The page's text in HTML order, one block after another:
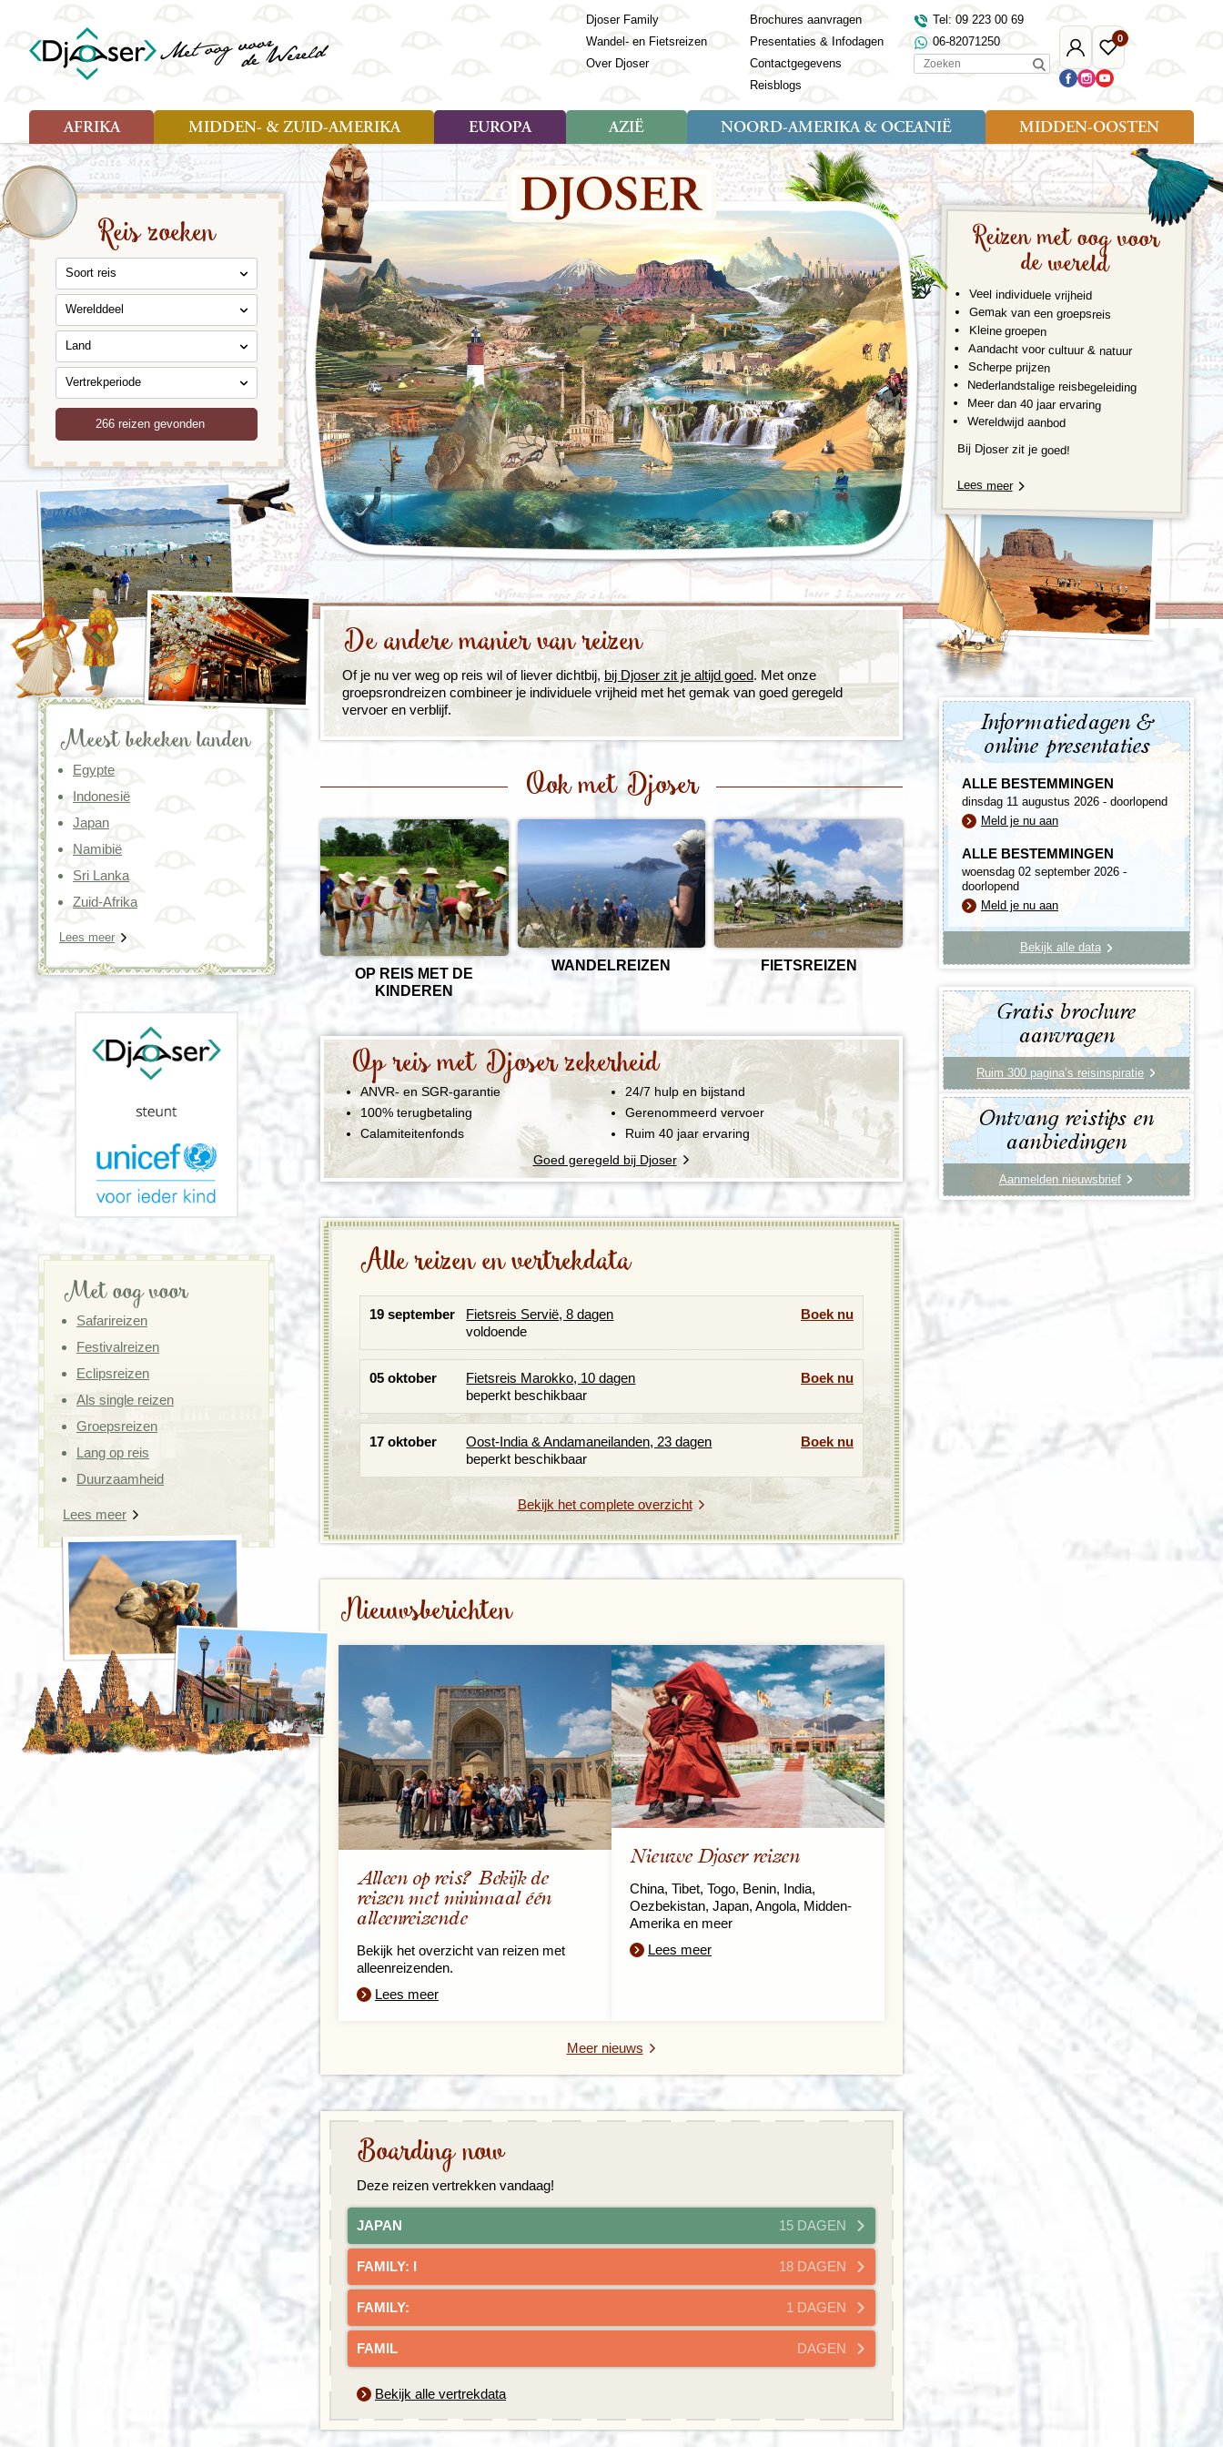
Mijn
Djoser
0
Favoriete
reizen
Djoser Family
Wandel- en Fietsreizen
Over Djoser
Brochures aanvragen
Presentaties & Infodagen
Contactgegevens
Reisblogs
Tel: 09 223 00 69
06-82071250
Zoeken
AFRIKA
Soort reizen
Rondreis (26)
Familiereis (10)
Fietsreis (2)
Wandelreis (1)
Cultuur (3)
Natuur (6)
Nieuwe reizen
dagen
Angola
Benin
Ghana
Kaapverdië
Kenia
Madagaskar
Malawi
Namibië
Oeganda
Sao Tomé en Principe
Swaziland
Tanzania
Togo
Zambia
Zanzibar
Zimbabwe
Zuid-Afrika
MIDDEN- & ZUID-AMERIKA
Soort reizen
Rondreis (25)
Familiereis (11)
Fietsreis (1)
Cultuur (9)
Natuur (13)
Landen
Amazone
Argentinië
Belize
Bolivia
Brazilië
Chili
Colombia
Costa Rica
Cuba
Ecuador
El Salvador
(Frans) Guyana
Galapagos
Guatemala
Mexico
Nicaragua
Paaseiland
Paraguay
Peru
Suriname
EUROPA
Soort reizen
Rondreis (28)
Familiereis (11)
Fietsreis (8)
Wandelreis (23)
Cultuur (12)
Landen
Albanië
Andorra
Azerbeidzjan
Azoren
Balkan
Baltische Staten
Bosnië en Herzegovina
Bulgarije
Engeland
Estland
Finland
Frankrijk
Georgië
Griekenland
Italië
Kaapverdië
Kosovo
Kroatië
Lapland
Letland
Litouwen
Madeira
Montenegro
Noord-Macedonië
Noorwegen
Polen
Portugal
Schotland
Servië
Spanje
Turkije
Verenigd Koninkrijk
Wales
AZIË
Soort reizen
Rondreis (57)
Familiereis (22)
Fietsreis (3)
Cultuur (28)
Natuur (16)
Nieuwe reizen
Rondreis China & Tibet, 42
dagen
Rondreis Sulawesi &
Molukken, 22 dagen
Landen
Bangladesh
Bhutan
Cambodja
China
Filipijnen
India
Indochina
Indonesië
Japan
Jordanië
Kazachstan
Kirgizië
Laos
Malediven
Maleisië
Mongolië
Nepal
Oezbekistan
Singapore
Sri Lanka
Taiwan
Thailand
Tibet
Turkmenistan
Vietnam
Zijderoute
Zuid-Korea
NOORD-AMERIKA & OCEANIË
Soort reizen
Rondreis (7)
Familiereis (2)
Natuur (5)
Landen
Alaska
Australië
Canada
Nieuw-Zeeland
Verenigde Staten
MIDDEN-OOSTEN
Soort reizen
Rondreis (18)
Familiereis (9)
Fietsreis (1)
Wandelreis (3)
Cultuur (8)
Landen
Egypte
Jordanië
Oman
Saoedi-Arabië
Turkije
Reizen met oog voor
de wereld
Veel individuele vrijheid
Gemak van een groepsreis
Kleine groepen
Aandacht voor cultuur & natuur
Scherpe prijzen
Nederlandstalige reisbegeleiding
Meer dan 40 jaar ervaring
Wereldwijd aanbod
Bij Djoser zit je goed!
Lees meer
Ook met Djoser
WANDEL­REIZEN FIETS­REIZEN
OP REIS MET DE
KINDEREN
Reis zoeken
De andere manier van reizen
Of je nu ver weg op reis wil of liever dichtbij, bij Djoser zit je altijd goed. Met onze
groepsrondreizen combineer je individuele vrijheid met het gemak van goed geregeld
vervoer en verblijf.
Nieuwsberichten
Alleen op reis? Bekijk de
reizen met minimaal één
alleenreizende
Bekijk het overzicht van reizen met
alleenreizenden.
Lees meer
Nieuwe Djoser reizen
China, Tibet, Togo, Benin, India,
Oezbekistan, Japan, Angola, Midden-
Amerika en meer
Lees meer
Meer nieuws
Boarding now
Deze reizen vertrekken vandaag!
JAPAN 15 DAGEN
FAM LY: 18 DAGEN
FAM LY: 1 DAGEN
FAM LY DAGEN
Bekijk alle vertrekdata
Meest bekeken landen
Egypte
Indonesië
Japan
Namibië
Sri Lanka
Zuid-Afrika
Lees meer
Met oog voor
Safarireizen
Festivalreizen
Eclipsreizen
Als single reizen
Groepsreizen
Lang op reis
Duurzaamheid
Lees meer
Informatiedagen &
online presentaties
ALLE BESTEMMINGEN
dinsdag 11 augustus 2026 - doorlopend
Meld je nu aan
ALLE BESTEMMINGEN
woensdag 02 september 2026 -
doorlopend
Meld je nu aan
Bekijk alle data
Gratis brochure
aanvragen
Ruim 300 pagina’s reisinspiratie
Ontvang reistips en
aanbiedingen
Aanmelden nieuwsbrief
Op reis met Djoser zekerheid
ANVR- en SGR-garantie
100% terugbetaling
Calamiteitenfonds
24/7 hulp en bijstand
Gerenommeerd vervoer
Ruim 40 jaar ervaring
Goed geregeld bij Djoser
Alle reizen en vertrekdata
19 september
Fietsreis Servië, 8 dagen
voldoende
Boek nu
05 oktober
Fietsreis Marokko, 10 dagen
beperkt beschikbaar
Boek nu
17 oktober
Oost-India & Andamaneilanden, 23 dagen
beperkt beschikbaar
Boek nu
Bekijk het complete overzicht